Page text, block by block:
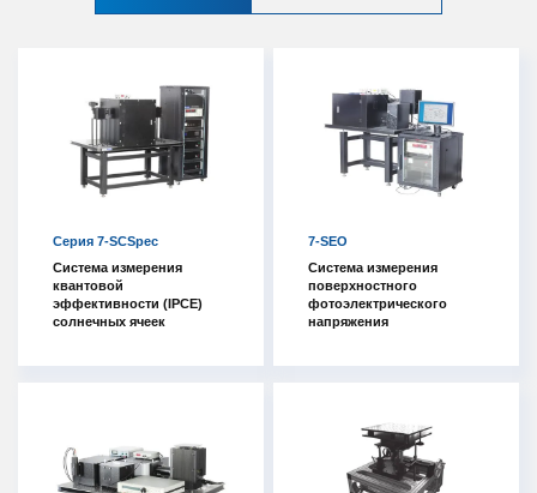
Серия 7-SCSpec
Система измерения
квантовой
эффективности (IPCE)
солнечных ячеек
7-SEO
Система измерения
поверхностного
фотоэлектрического
напряжения